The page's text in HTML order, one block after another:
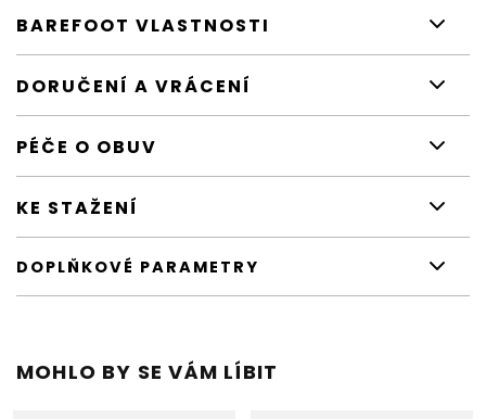
BAREFOOT VLASTNOSTI
DORUČENÍ A VRÁCENÍ
PÉČE O OBUV
KE STAŽENÍ
DOPLŇKOVÉ PARAMETRY
MOHLO BY SE VÁM LÍBIT